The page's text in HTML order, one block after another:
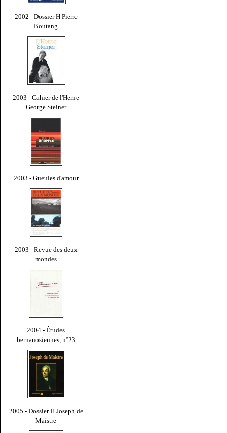
2002 - Dossier H Pierre
Boutang
2003 - Cahier de l'Herne
George Steiner
2003 - Gueules d'amour
2003 - Revue des deux
mondes
2004 - Études
bernanosiennes, n°23
2005 - Dossier H Joseph de
Maistre